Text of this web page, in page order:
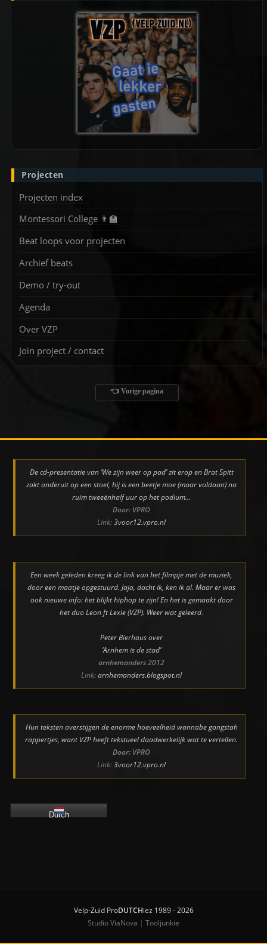
Projecten
Projecten index
Montessori College 👨‍🏫
Beat loops voor projecten
Archief beats
Demo / try-out
Agenda
Over VZP
Join project / contact
👈 Vorige pagina
De cd-presentatie van ‘We zijn weer op pad’ zit erop en Brat Spitt
zakt onderuit op een stoel, hij is een beetje moe (maar voldaan) na
ruim tweeënhalf uur op het podium…
Door: VPRO
Link:3voor12.vpro.nl
Een week geleden kreeg ik de link van het filmpje met de muziek,
door een maatje opgestuurd. Jaja, dacht ik, ken ik al. Maar er was
ook nieuwe info: het blijkt hiphop te zijn! En het is gemaakt door
het duo Leon ft Lexie (VZP). Weer wat geleerd.
Peter Bierhaus over
‘Arnhem is de stad’
arnhemanders 2012
Link:arnhemanders.blogspot.nl
Hun teksten overstijgen de enorme hoeveelheid wannabe gangstah
rappertjes, want VZP heeft tekstueel daadwerkelijk wat te vertellen.
Door: VPRO
Link:3voor12.vpro.nl
Dutch
Velp-Zuid ProDUTCHiez 1989 - 2026
Studio ViaNova | Tooljunkie